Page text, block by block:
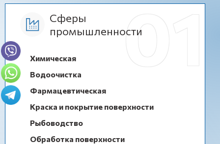
Сферы
промышленности
Химическая
Водоочистка
Фармацевтическая
Краска и покрытие поверхности
Рыбоводство
Обработка поверхности